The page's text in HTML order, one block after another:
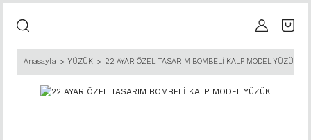
Anasayfa YÜZÜK 22 AYAR ÖZEL TASARIM BOMBELİ KALP MODEL YÜZÜK